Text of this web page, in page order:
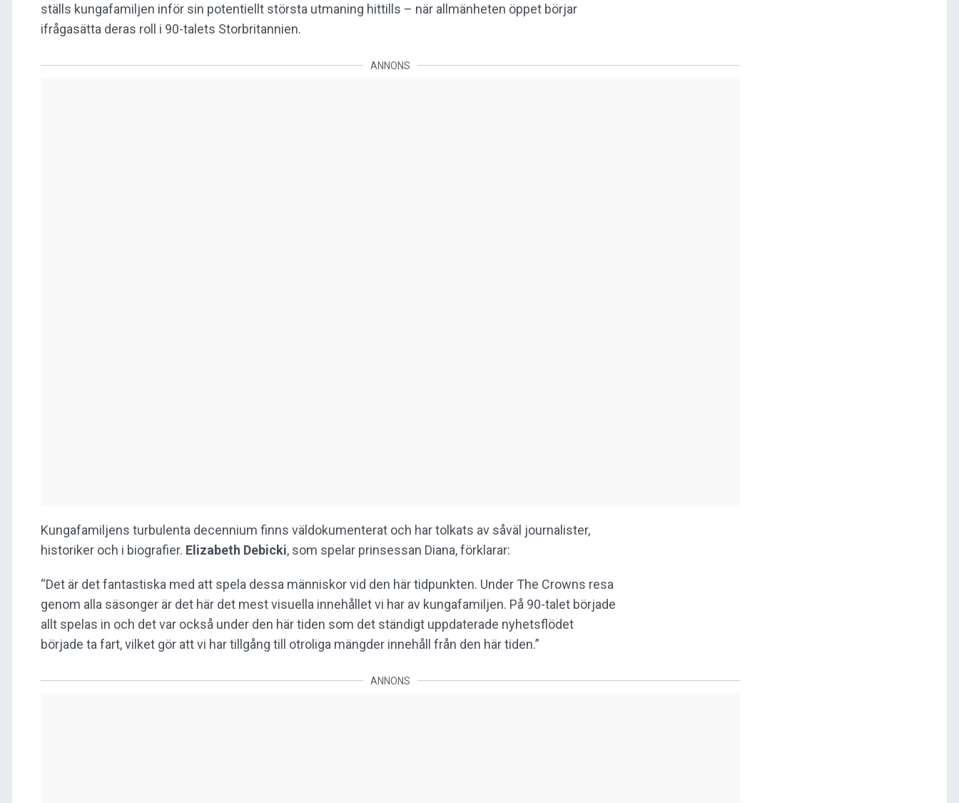
ställs kungafamiljen inför sin potentiellt största utmaning hittills – när allmänheten öppet börjar
ifrågasätta deras roll i 90-talets Storbritannien.
ANNONS
Kungafamiljens turbulenta decennium finns väldokumenterat och har tolkats av såväl journalister,
historiker och i biografier. Elizabeth Debicki, som spelar prinsessan Diana, förklarar:
“Det är det fantastiska med att spela dessa människor vid den här tidpunkten. Under The Crowns resa
genom alla säsonger är det här det mest visuella innehållet vi har av kungafamiljen. På 90-talet började
allt spelas in och det var också under den här tiden som det ständigt uppdaterade nyhetsflödet
började ta fart, vilket gör att vi har tillgång till otroliga mängder innehåll från den här tiden.”
ANNONS